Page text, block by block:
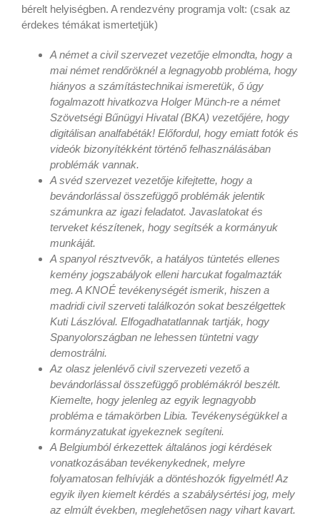
bérelt helyiségben. A rendezvény programja volt: (csak az
érdekes témákat ismertetjük)
A német a civil szervezet vezetője elmondta, hogy a
mai német rendőröknél a legnagyobb probléma, hogy
hiányos a számítástechnikai ismeretük, ő úgy
fogalmazott hivatkozva Holger Münch-re a német
Szövetségi Bűnügyi Hivatal (BKA) vezetőjére, hogy
digitálisan analfabéták! Előfordul, hogy emiatt fotók és
videók bizonyítékként történő felhasználásában
problémák vannak.
A svéd szervezet vezetője kifejtette, hogy a
bevándorlással összefüggő problémák jelentik
számunkra az igazi feladatot. Javaslatokat és
terveket készítenek, hogy segítsék a kormányuk
munkáját.
A spanyol résztvevők, a hatályos tüntetés ellenes
kemény jogszabályok elleni harcukat fogalmazták
meg. A KNOÉ tevékenységét ismerik, hiszen a
madridi civil szerveti találkozón sokat beszélgettek
Kuti Lászlóval. Elfogadhatatlannak tartják, hogy
Spanyolországban ne lehessen tüntetni vagy
demostrálni.
Az olasz jelenlévő civil szervezeti vezető a
bevándorlással összefüggő problémákról beszélt.
Kiemelte, hogy jelenleg az egyik legnagyobb
probléma e támakörben Libia. Tevékenységükkel a
kormányzatukat igyekeznek segíteni.
A Belgiumból érkezettek általános jogi kérdések
vonatkozásában tevékenykednek, melyre
folyamatosan felhívják a döntéshozók figyelmét! Az
egyik ilyen kiemelt kérdés a szabálysértési jog, mely
az elmúlt években, meglehetősen nagy vihart kavart.